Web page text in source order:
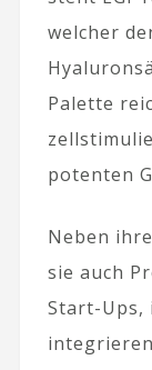
welcher
Palette
potenten
Neben
sie auch
Start-Ups,